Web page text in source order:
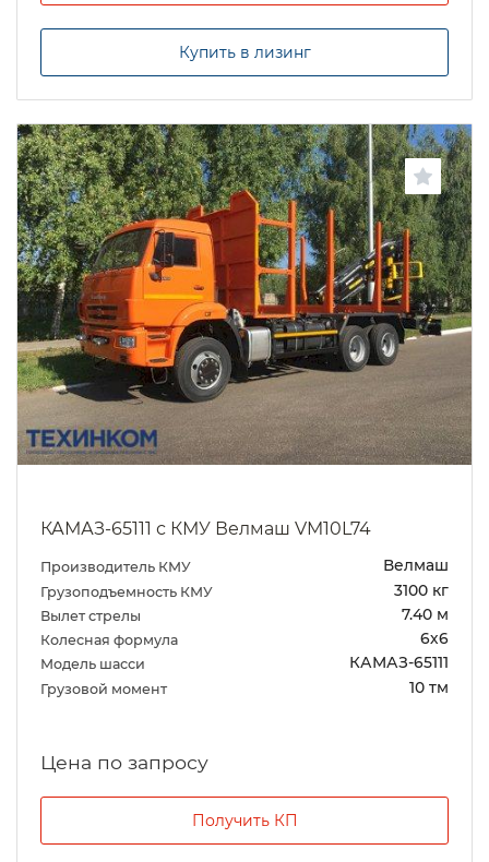
Купить в лизинг
КАМАЗ-65111 с КМУ Велмаш VM10L74
Производитель КМУ Велмаш
Грузоподъемность КМУ 3100 кг
Вылет стрелы 7.40 м
Колесная формула 6х6
Модель шасси КАМАЗ-65111
Грузовой момент 10 тм
Цена по запросу
Получить КП